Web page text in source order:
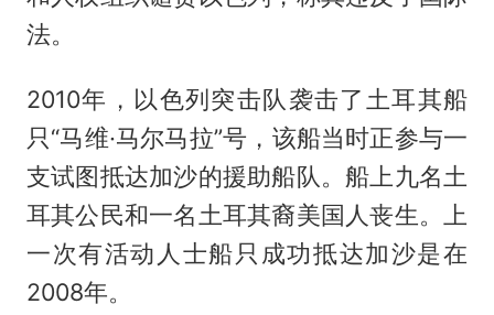
法。
2010年，以色列突击队袭击了土耳其船
只“马维·马尔马拉”号，该船当时正参与一
支试图抵达加沙的援助船队。船上九名土
耳其公民和一名土耳其裔美国人丧生。上
一次有活动人士船只成功抵达加沙是在
2008年。